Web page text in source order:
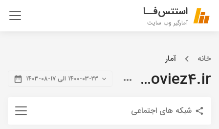
استتس‌فــا
آمارگیر وب سایت
خانه آمار
citymoviez4.ir 1400-03-23 الی 17-08-1403
شبکه های اجتماعی